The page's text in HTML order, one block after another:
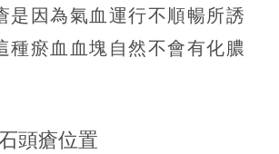
是因為氣血運行不順暢所誘
種瘀血血塊自然不會有化膿
頭瘡位置